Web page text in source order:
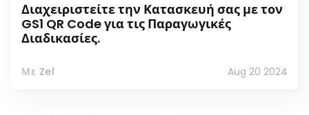
Διαχειριστείτε την Κατασκευή σας με τον
GS1 QR Code για τις Παραγωγικές
Διαδικασίες.
Με Zel Aug 20 2024